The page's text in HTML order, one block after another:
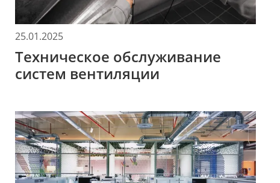
25.01.2025
Техническое обслуживание
систем вентиляции